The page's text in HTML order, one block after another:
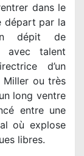
dans le
départ par la
dépit de
avec talent
d’un
Miller ou très
long ventre
entre une
où explose
libres.